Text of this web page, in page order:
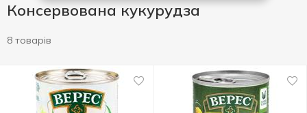
Консервована кукурудза
8 товарів